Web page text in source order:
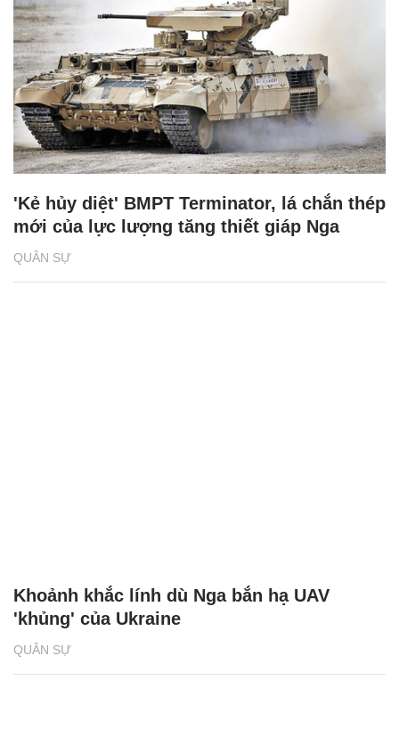
QUÂN SỰ
'Kẻ hủy diệt' BMPT Terminator, lá chắn thép
mới của lực lượng tăng thiết giáp Nga
QUÂN SỰ
Khoảnh khắc lính dù Nga bắn hạ UAV
'khủng' của Ukraine